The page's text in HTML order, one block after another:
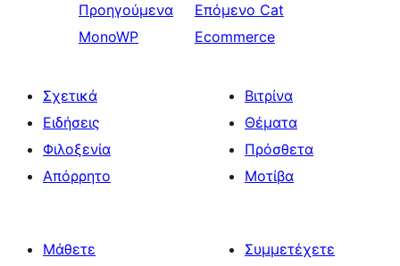
Προηγούμενα
MonoWP
Επόμενο Cat
Ecommerce
Σχετικά
Ειδήσεις
Φιλοξενία
Απόρρητο
Βιτρίνα
Θέματα
Πρόσθετα
Μοτίβα
Μάθετε
Συμμετέχετε